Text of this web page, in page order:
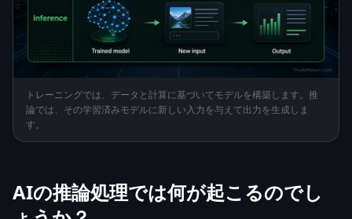
トレーニングでは、データと計算に基づいてモデルを構築します。推
論では、その学習済みモデルに新しい入力を与えて出力を生成しま
す。
AIの推論処理では何が起こるのでし